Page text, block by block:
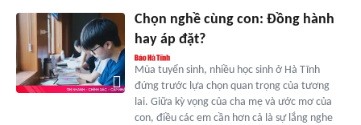
Chọn nghề cùng con: Đồng hành
hay áp đặt?
Mùa tuyển sinh, nhiều học sinh ở Hà Tĩnh
đứng trước lựa chọn quan trọng của tương
lai. Giữa kỳ vọng của cha mẹ và ước mơ của
con, điều các em cần hơn cả là sự lắng nghe